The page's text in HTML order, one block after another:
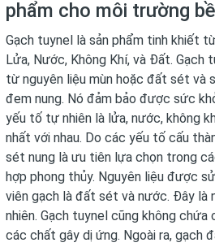
phẩm cho môi trường
Gạch tuynel
là sản phẩm tinh khiết
Lửa, Nước, Không Khí, và Đất. Gạch
từ nguyên liệu mùn hoặc đất sét và
đem nung. Nó đảm bảo được sức
yếu tố tự nhiên là lửa, nước, không
nhất với nhau. Do các yếu tố cấu
sét nung là ưu tiên lựa chọn trong
hợp phong thủy. Nguyên liệu được
viên gạch là đất sét và nước. Đây là
nhiên. Gạch tuynel cũng không chứa
các chất gây dị ứng. Ngoài ra, gạch